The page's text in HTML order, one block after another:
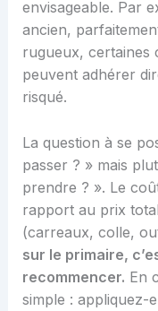
envisageable. Par
ancien,
rugueux, certaines
peuvent adhérer
risqué.
La question à se
passer ? » mais
prendre ? ». Le
rapport au prix
(carreaux, colle,
sur le primaire,
recommencer. En
simple : appliquez-